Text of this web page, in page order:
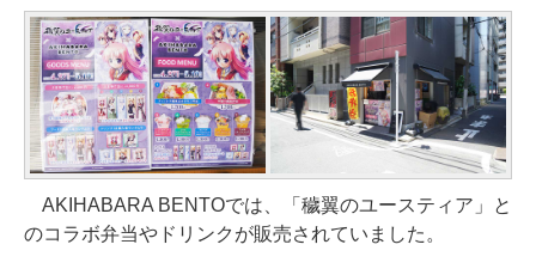
AKIHABARA BENTOでは、「穢翼のユースティア」と
のコラボ弁当やドリンクが販売されていました。